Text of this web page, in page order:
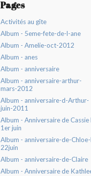
Pages
Activités au gîte
Album - 5eme-fete-de-l-ane
Album - Amelie-oct-2012
Album - anes
Album - anniversaire
Album - anniversaire-arthur-
mars-2012
Album - anniversaire-d-Arthur-
juin-2011
Album - Anniversaire de Cassie
1er juin
Album - anniversaire-de-
22juin
Album - anniversaire-de-Claire
Album - Anniversaire de